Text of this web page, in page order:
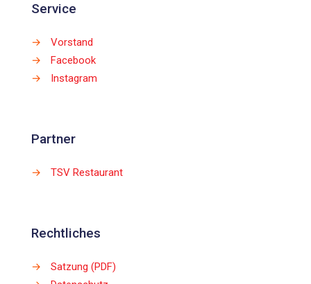
Service
→
Vorstand
→
Facebook
→
Instagram
Partner
→ TSV Restaurant
Rechtliches
→
Satzung (PDF)